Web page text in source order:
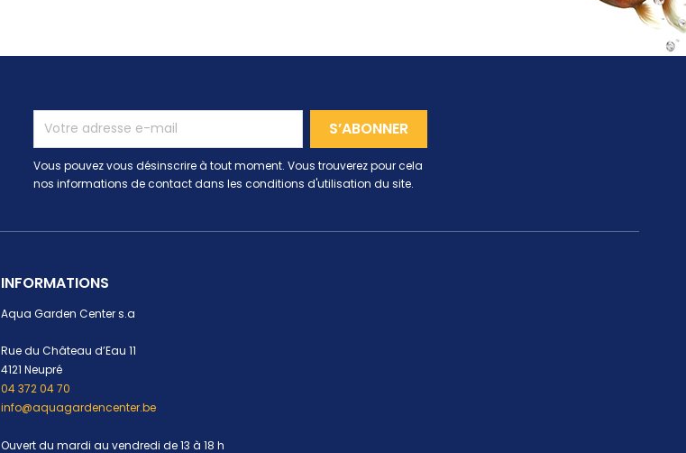
Vous pouvez vous désinscrire à tout moment. Vous trouverez pour cela
nos informations de contact dans les conditions d'utilisation du site.
INFORMATIONS
Aqua Garden Center s.a
Rue du Château d’Eau 11
4121 Neupré
04 372 04 70
info@aquagardencenter.be
Ouvert du mardi au vendredi de 13 à 18 h